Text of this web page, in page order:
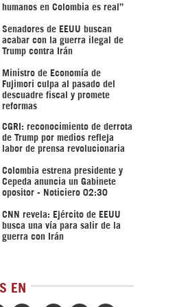
humanos en Colombia es real”
Senadores de EEUU buscan
acabar con la guerra ilegal de
Trump contra Irán
Ministro de Economía de
Fujimori culpa al pasado del
descuadre fiscal y promete
reformas
CGRI: reconocimiento de derrota
de Trump por medios refleja
labor de prensa revolucionaria
Colombia estrena presidente y
Cepeda anuncia un Gabinete
opositor - Noticiero 02:30
CNN revela: Ejército de EEUU
busca una vía para salir de la
guerra con Irán
EN